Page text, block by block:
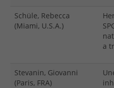
Schüle, Rebecca
(Miami, U.S.A.)
a
Stevanin, Giovanni
(Paris, FRA)